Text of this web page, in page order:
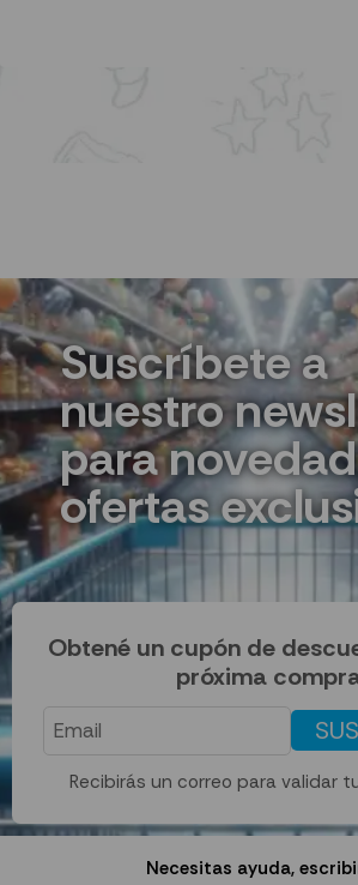
Suscríbete a
nuestro
para
ofertas
Obtené un cupón de
próxima
Recibirás un correo para validar
Necesitas ayuda,